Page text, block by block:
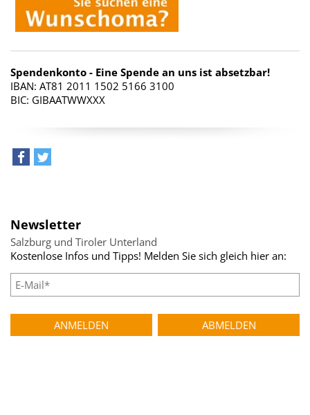
Spendenkonto - Eine Spende an uns ist absetzbar!
IBAN: AT81 2011 1502 5166 3100
BIC: GIBAATWWXXX
Newsletter
Salzburg und Tiroler Unterland
Kostenlose Infos und Tipps! Melden Sie sich gleich hier an: